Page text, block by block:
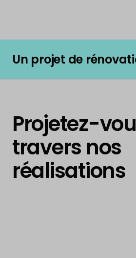
Un projet de
Projetez-
travers nos
réalisations